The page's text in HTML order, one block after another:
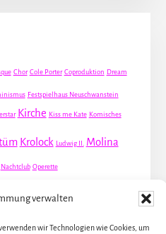
verwalten
wir Technologien wie Cookies, um
Chor Cole Porter Coproduktion Dream
Festspielhaus Neuschwanstein
Kirche Kiss me Kate Komisches
Krolock Ludwig II. Molina
Nachtclub Operette
Robert Louis Stevenson